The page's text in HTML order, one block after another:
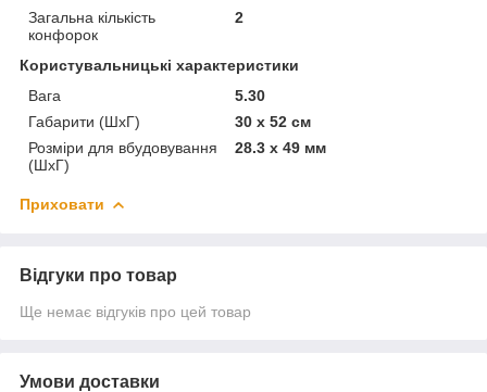
Загальна кількість
конфорок
2
Користувальницькі характеристики
Вага
5.30
Габарити (ШхГ)
30 x 52 см
Розміри для вбудовування
(ШхГ)
28.3 x 49 мм
Приховати
Відгуки про товар
Ще немає відгуків про цей товар
Умови доставки